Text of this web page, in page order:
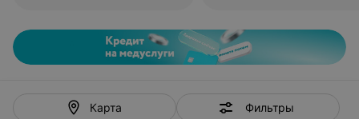
Карта Фильтры